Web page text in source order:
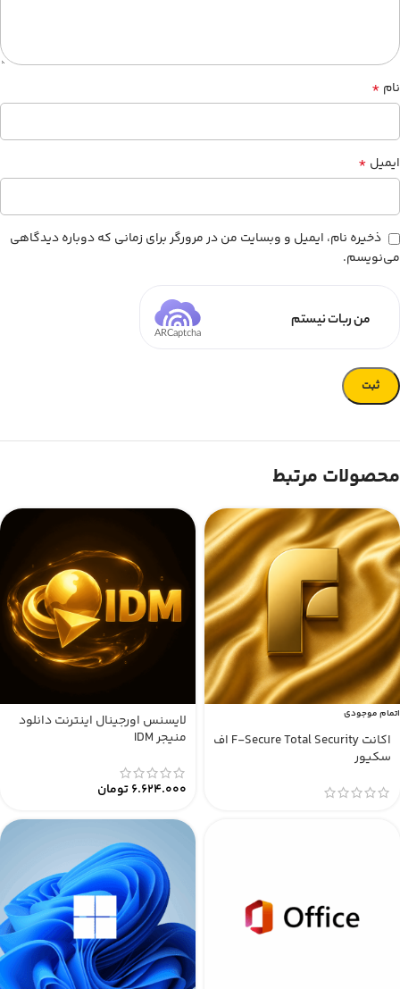
نام *
ایمیل *
ذخیره نام، ایمیل و وبسایت من در مرورگر برای زمانی که دوباره دیدگاهی
می‌نویسم.
من ربات نیستم
ARCaptcha
محصولات مرتبط
اتمام موجودی
اکانت F-Secure Total Security اف
سکیور
لایسنس اورجینال اینترنت دانلود
منیجر IDM
6.624.000تومان